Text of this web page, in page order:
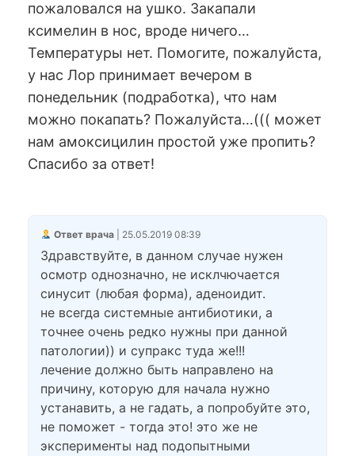
пожаловался на ушко. Закапали
ксимелин в нос, вроде ничего…
Температуры нет. Помогите, пожалуйста,
у нас Лор принимает вечером в
понедельник (подработка), что нам
можно покапать? Пожалуйста…((( может
нам амоксицилин простой уже пропить?
Спасибо за ответ!
Ответ врача| 25.05.2019 08:39
Здравствуйте, в данном случае нужен
осмотр однозначно, не исклчючается
синусит (любая форма), аденоидит.
не всегда системные антибиотики, а
точнее очень редко нужны при данной
патологии)) и супракс туда же!!!
лечение должно быть направлено на
причину, которую для начала нужно
устанавить, а не гадать, а попробуйте это,
не поможет - тогда это! это же не
эксперименты над подопытными